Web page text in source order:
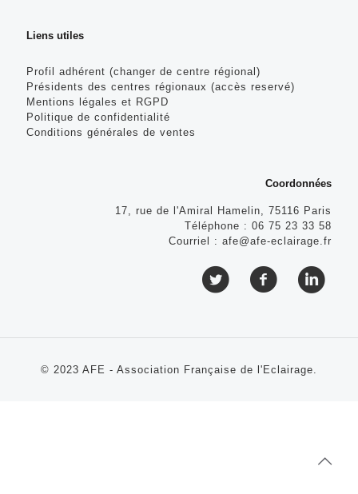
Liens utiles
Profil adhérent (changer de centre régional)
Présidents des centres régionaux (accès reservé)
Mentions légales et RGPD
Politique de confidentialité
Conditions générales de ventes
Coordonnées
17, rue de l'Amiral Hamelin, 75116 Paris
Téléphone : 06 75 23 33 58
Courriel : afe@afe-eclairage.fr
© 2023 AFE - Association Française de l'Eclairage.